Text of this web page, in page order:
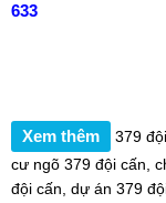
633
Xem thêm 379
cư ngõ 379 đội cấn,
đội cấn, dự án 379